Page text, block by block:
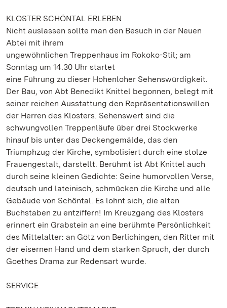
KLOSTER SCHÖNTAL ERLEBEN
Nicht auslassen sollte man den Besuch in der Neuen
Abtei mit ihrem
ungewöhnlichen Treppenhaus im Rokoko-Stil; am
Sonntag um 14.30 Uhr startet
eine Führung zu dieser Hohenloher Sehenswürdigkeit.
Der Bau, von Abt Benedikt Knittel begonnen, belegt mit
seiner reichen Ausstattung den Repräsentationswillen
der Herren des Klosters. Sehenswert sind die
schwungvollen Treppenläufe über drei Stockwerke
hinauf bis unter das Deckengemälde, das den
Triumphzug der Kirche, symbolisiert durch eine stolze
Frauengestalt, darstellt. Berühmt ist Abt Knittel auch
durch seine kleinen Gedichte: Seine humorvollen Verse,
deutsch und lateinisch, schmücken die Kirche und alle
Gebäude von Schöntal. Es lohnt sich, die alten
Buchstaben zu entziffern! Im Kreuzgang des Klosters
erinnert ein Grabstein an eine berühmte Persönlichkeit
des Mittelalter: an Götz von Berlichingen, den Ritter mit
der eisernen Hand und dem starken Spruch, der durch
Goethes Drama zur Redensart wurde.
SERVICE